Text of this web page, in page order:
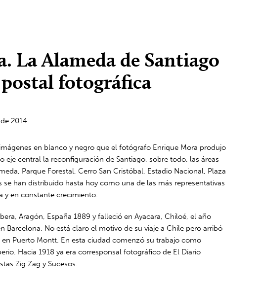
La Alameda de Santiago
postal fotográfica
2014
en blanco y negro que el fotógrafo Enrique Mora produjo
eje central la reconfiguración de Santiago, sobre todo, las áreas
Parque Forestal, Cerro San Cristóbal, Estadio Nacional, Plaza
se han distribuido hasta hoy como una de las más representativas
y en constante crecimiento.
Aragón, España 1889 y falleció en Ayacara, Chiloé, el año
Barcelona. No está claro el motivo de su viaje a Chile pero arribó
en Puerto Montt. En esta ciudad comenzó su trabajo como
Hacia 1918 ya era corresponsal fotográfico de El Diario
Zig Zag y Sucesos.